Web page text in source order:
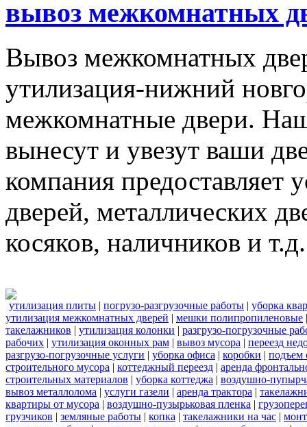
вывоз межкомнатных
Вывоз межкомнатных
утилизация-нижний
межкомнатные двери.
вынесут и увезут ваши
компания предоставляет
дверей, металлических
косяков, наличников и т.д.
утилизация плиты | погрузо-разгрузочные работы | уборка
утилизация межкомнатных дверей | мешки полипропиленовые
такелажников | утилизация колонки | разгрузо-погрузочные
рабочих | утилизация оконных рам | вывоз мусора | переезд
разгрузо-погрузочные услуги | уборка офиса | коробки | подъем
строительного мусора | коттеджный переезд | аренда
строительных материалов | уборка коттеджа | воздушно-
вывоз металлолома | услуги газели | аренда трактора |
квартиры от мусора | воздушно-пузырьковая пленка |
грузчиков | земляные работы | копка | такелажники на час |